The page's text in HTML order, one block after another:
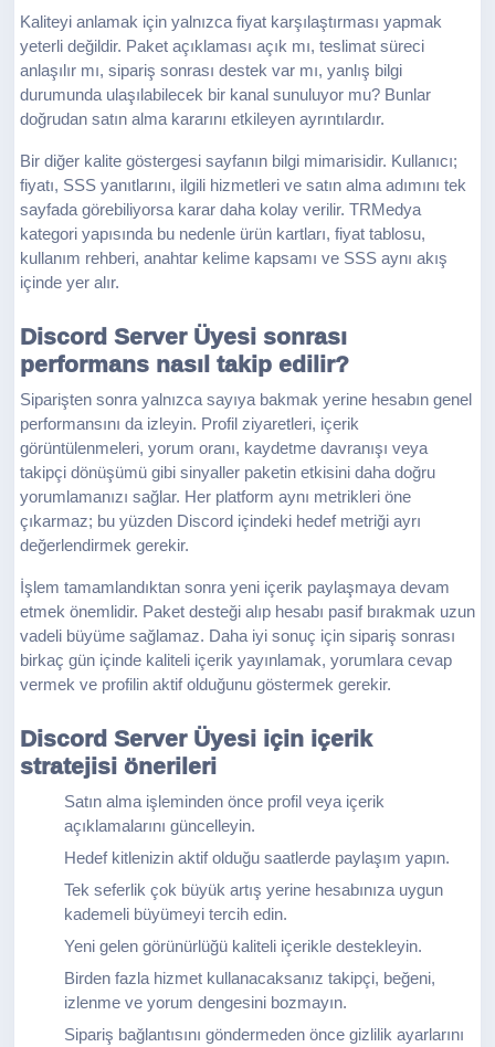
Kaliteyi anlamak için yalnızca fiyat karşılaştırması yapmak
yeterli değildir. Paket açıklaması açık mı, teslimat süreci
anlaşılır mı, sipariş sonrası destek var mı, yanlış bilgi
durumunda ulaşılabilecek bir kanal sunuluyor mu? Bunlar
doğrudan satın alma kararını etkileyen ayrıntılardır.
Bir diğer kalite göstergesi sayfanın bilgi mimarisidir. Kullanıcı;
fiyatı, SSS yanıtlarını, ilgili hizmetleri ve satın alma adımını tek
sayfada görebiliyorsa karar daha kolay verilir. TRMedya
kategori yapısında bu nedenle ürün kartları, fiyat tablosu,
kullanım rehberi, anahtar kelime kapsamı ve SSS aynı akış
içinde yer alır.
Discord Server Üyesi sonrası
performans nasıl takip edilir?
Siparişten sonra yalnızca sayıya bakmak yerine hesabın genel
performansını da izleyin. Profil ziyaretleri, içerik
görüntülenmeleri, yorum oranı, kaydetme davranışı veya
takipçi dönüşümü gibi sinyaller paketin etkisini daha doğru
yorumlamanızı sağlar. Her platform aynı metrikleri öne
çıkarmaz; bu yüzden Discord içindeki hedef metriği ayrı
değerlendirmek gerekir.
İşlem tamamlandıktan sonra yeni içerik paylaşmaya devam
etmek önemlidir. Paket desteği alıp hesabı pasif bırakmak uzun
vadeli büyüme sağlamaz. Daha iyi sonuç için sipariş sonrası
birkaç gün içinde kaliteli içerik yayınlamak, yorumlara cevap
vermek ve profilin aktif olduğunu göstermek gerekir.
Discord Server Üyesi için içerik
stratejisi önerileri
Satın alma işleminden önce profil veya içerik
açıklamalarını güncelleyin.
Hedef kitlenizin aktif olduğu saatlerde paylaşım yapın.
Tek seferlik çok büyük artış yerine hesabınıza uygun
kademeli büyümeyi tercih edin.
Yeni gelen görünürlüğü kaliteli içerikle destekleyin.
Birden fazla hizmet kullanacaksanız takipçi, beğeni,
izlenme ve yorum dengesini bozmayın.
Sipariş bağlantısını göndermeden önce gizlilik ayarlarını